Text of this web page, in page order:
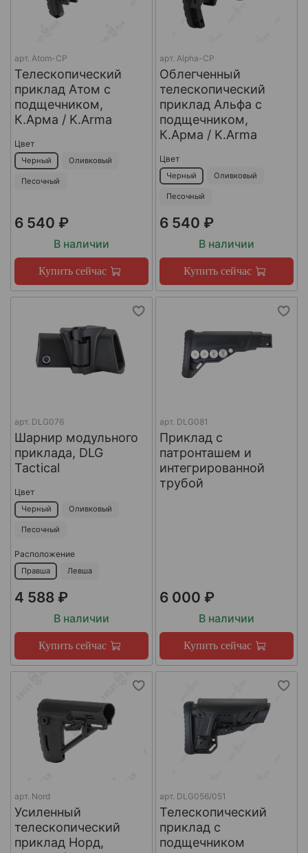
арт. Atom-CP
Телескопический
приклад Атом с
подщечником,
К.Арма / K.Arma
Цвет
Черный Оливковый
Песочный
6 540 ₽
В наличии
Купить сейчас
арт. Alpha-CP
Облегченный
телескопический
приклад Альфа с
подщечником,
К.Арма / K.Arma
Цвет
Черный Оливковый
Песочный
6 540 ₽
В наличии
Купить сейчас
арт. DLG076
Шарнир модульного
приклада, DLG
Tactical
Цвет
Черный Оливковый
Песочный
Расположение
Правша Левша
4 588 ₽
В наличии
Купить сейчас
арт. DLG081
Приклад с
патронташем и
интегрированной
трубой
6 000 ₽
В наличии
Купить сейчас
арт. Nord
Усиленный
телескопический
приклад Норд,
арт. DLG056/051
Телескопический
приклад с
подщечником